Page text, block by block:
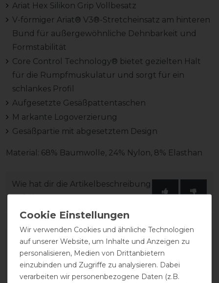
Ariat Hex Silikon Grip Vollbesatz
V-förmiger Ariat® V3®-Stretcheinsatz am hinteren
Bund für außergewöhnliche Dehnbarkeit und
Formstabilität
Core Control Technology® bietet gezielten Halt
für die Rumpfmuskulatur und sorgt für ein
schlankes Profil
Aufgesetzte Gesäßpattentaschen
M arkante Logoverzierung
Gesäßpartie mit abgesetztem Design
Material: 68% Baumwolle, 24% Nylon, 8% Elasthan
Wie hat dir die Artikelbeschreibung
gefallen?
Wir verwenden Cookies und ähnliche Technologien
auf unserer Website, um Inhalte und Anzeigen zu
personalisieren, Medien von Drittanbietern
einzubinden und Zugriffe zu analysieren. Dabei
verarbeiten wir personenbezogene Daten (z.B.